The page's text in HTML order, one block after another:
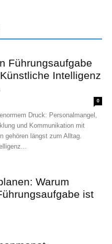
Führungsaufgabe
Intelligenz
0
Druck: Personalmangel,
und Kommunikation mit
gehören längst zum Alltag.
Warum
ist